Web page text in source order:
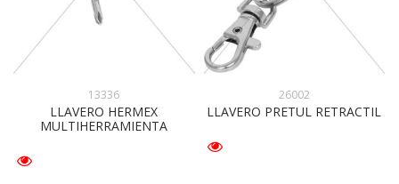
13336
LLAVERO HERMEX
MULTIHERRAMIENTA
26002
LLAVERO PRETUL RETRACTIL